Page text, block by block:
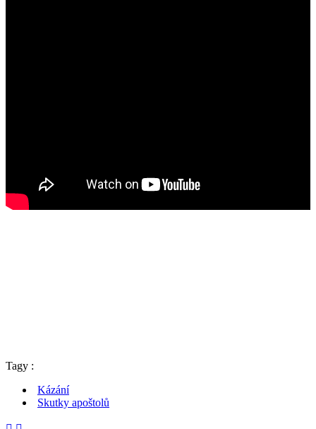
Tagy :
Kázání
Skutky apoštolů